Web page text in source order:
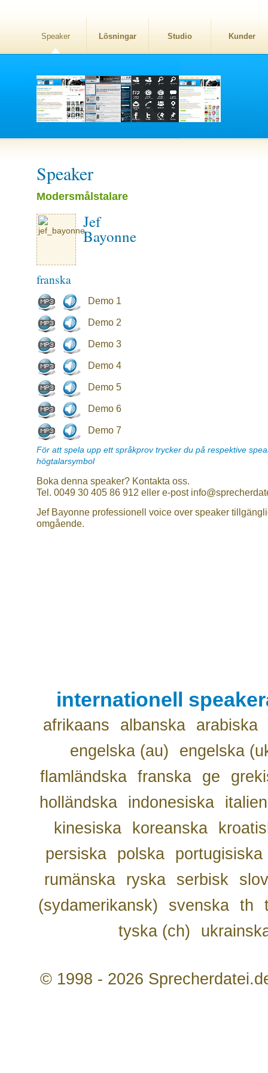
Speaker Lösningar Studio Kunder
Speaker
Modersmålstalare
Jef
Bayonne
franska
Demo 1
Demo 2
Demo 3
Demo 4
Demo 5
Demo 6
Demo 7
För att spela upp ett språkprov trycker du på respektive
högtalarsymbol
Boka denna speaker? Kontakta oss.
Tel. 0049 30 405 86 912 eller e-post
Jef Bayonne professionell voice over speaker
omgående.
internationell
afrikaans albanska
arabiska
engelska (au)
engelska
flamländska franska ge
holländska
indonesiska
kinesiska
koreanska
persiska
polska
portugisiska
rumänska
ryska serbisk
(sydamerikansk)
svenska th
tyska (ch)
© 1998 - 2026